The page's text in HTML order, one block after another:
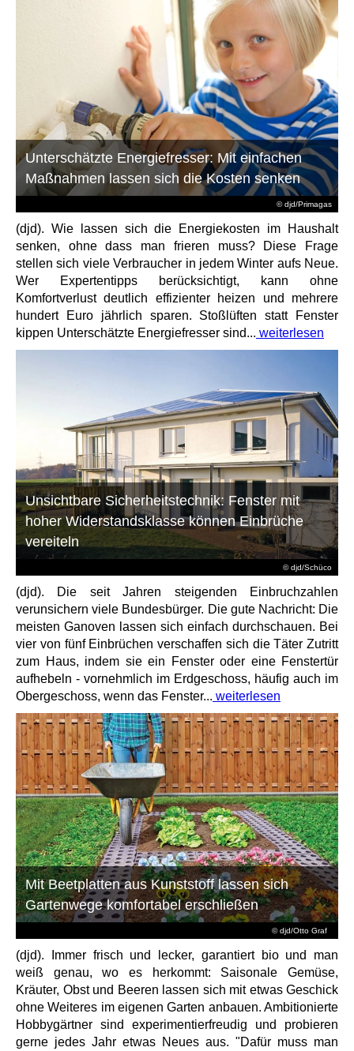
© djd/Primagas
Unterschätzte Energiefresser: Mit einfachen
Maßnahmen lassen sich die Kosten senken
(djd). Wie lassen sich die Energiekosten im Haushalt
senken, ohne dass man frieren muss? Diese Frage
stellen sich viele Verbraucher in jedem Winter aufs Neue.
Wer Expertentipps berücksichtigt, kann ohne
Komfortverlust deutlich effizienter heizen und mehrere
hundert Euro jährlich sparen. Stoßlüften statt Fenster
kippen Unterschätzte Energiefresser sind... weiterlesen
© djd/Schüco
Unsichtbare Sicherheitstechnik: Fenster mit
hoher Widerstandsklasse können Einbrüche
vereiteln
(djd). Die seit Jahren steigenden Einbruchzahlen
verunsichern viele Bundesbürger. Die gute Nachricht: Die
meisten Ganoven lassen sich einfach durchschauen. Bei
vier von fünf Einbrüchen verschaffen sich die Täter Zutritt
zum Haus, indem sie ein Fenster oder eine Fenstertür
aufhebeln - vornehmlich im Erdgeschoss, häufig auch im
Obergeschoss, wenn das Fenster... weiterlesen
© djd/Otto Graf
Mit Beetplatten aus Kunststoff lassen sich
Gartenwege komfortabel erschließen
(djd). Immer frisch und lecker, garantiert bio und man
weiß genau, wo es herkommt: Saisonale Gemüse,
Kräuter, Obst und Beeren lassen sich mit etwas Geschick
ohne Weiteres im eigenen Garten anbauen. Ambitionierte
Hobbygärtner sind experimentierfreudig und probieren
gerne jedes Jahr etwas Neues aus. "Dafür muss man